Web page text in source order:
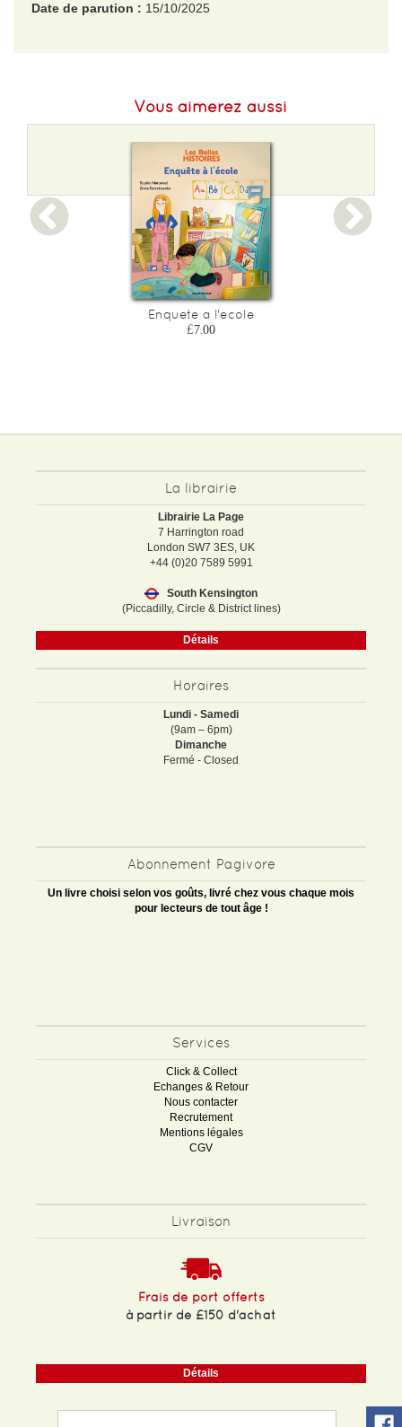
Date de parution : 15/10/2025
Vous aimerez aussi
Enquete a l'ecole
£7.00
La librairie
Librairie La Page
7 Harrington road
London SW7 3ES, UK
+44 (0)20 7589 5991
South Kensington
(Piccadilly, Circle & District lines)
Détails
Horaires
Lundi - Samedi
(9am – 6pm)
Dimanche
Fermé - Closed
Abonnement Pagivore
Un livre choisi selon vos goûts, livré chez vous chaque mois
pour lecteurs de tout âge !
Services
Click & Collect
Echanges & Retour
Nous contacter
Recrutement
Mentions légales
CGV
Livraison
Frais de port offerts
à partir de £150 d'achat
Détails